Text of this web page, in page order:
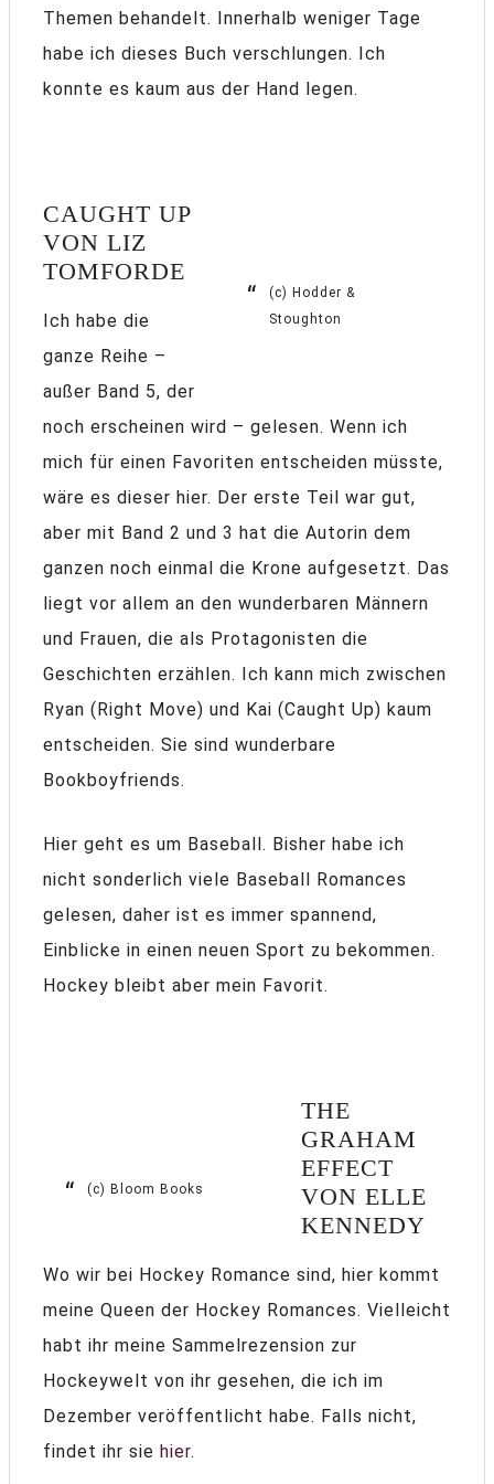
Themen behandelt. Innerhalb weniger Tage
habe ich dieses Buch verschlungen. Ich
konnte es kaum aus der Hand legen.
(c) Hodder &
Stoughton
CAUGHT UP
VON LIZ
TOMFORDE
Ich habe die
ganze Reihe –
außer Band 5, der
noch erscheinen wird – gelesen. Wenn ich
mich für einen Favoriten entscheiden müsste,
wäre es dieser hier. Der erste Teil war gut,
aber mit Band 2 und 3 hat die Autorin dem
ganzen noch einmal die Krone aufgesetzt. Das
liegt vor allem an den wunderbaren Männern
und Frauen, die als Protagonisten die
Geschichten erzählen. Ich kann mich zwischen
Ryan (Right Move) und Kai (Caught Up) kaum
entscheiden. Sie sind wunderbare
Bookboyfriends.
Hier geht es um Baseball. Bisher habe ich
nicht sonderlich viele Baseball Romances
gelesen, daher ist es immer spannend,
Einblicke in einen neuen Sport zu bekommen.
Hockey bleibt aber mein Favorit.
(c) Bloom Books
THE
GRAHAM
EFFECT
VON ELLE
KENNEDY
Wo wir bei Hockey Romance sind, hier kommt
meine Queen der Hockey Romances. Vielleicht
habt ihr meine Sammelrezension zur
Hockeywelt von ihr gesehen, die ich im
Dezember veröffentlicht habe. Falls nicht,
findet ihr sie hier.